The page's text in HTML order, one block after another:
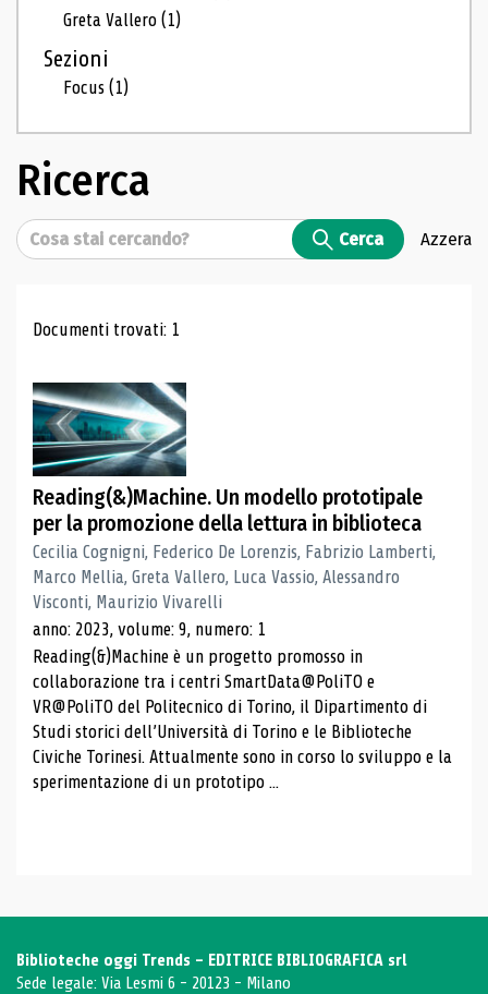
Greta Vallero(1)
Sezioni
Focus(1)
Ricerca
Cerca Cerca Azzera
Risultati di ricerca
Documenti trovati: 1
Reading(&)Machine. Un modello prototipale
per la promozione della lettura in biblioteca
Cecilia Cognigni, Federico De Lorenzis, Fabrizio Lamberti,
Marco Mellia, Greta Vallero, Luca Vassio, Alessandro
Visconti, Maurizio Vivarelli
anno: 2023, volume: 9, numero: 1
Reading(&)Machine è un progetto promosso in
collaborazione tra i centri SmartData@PoliTO e
VR@PoliTO del Politecnico di Torino, il Dipartimento di
Studi storici dell’Università di Torino e le Biblioteche
Civiche Torinesi. Attualmente sono in corso lo sviluppo e la
sperimentazione di un prototipo ...
Biblioteche oggi Trends - EDITRICE BIBLIOGRAFICA srl
Sede legale: Via Lesmi 6 - 20123 - Milano